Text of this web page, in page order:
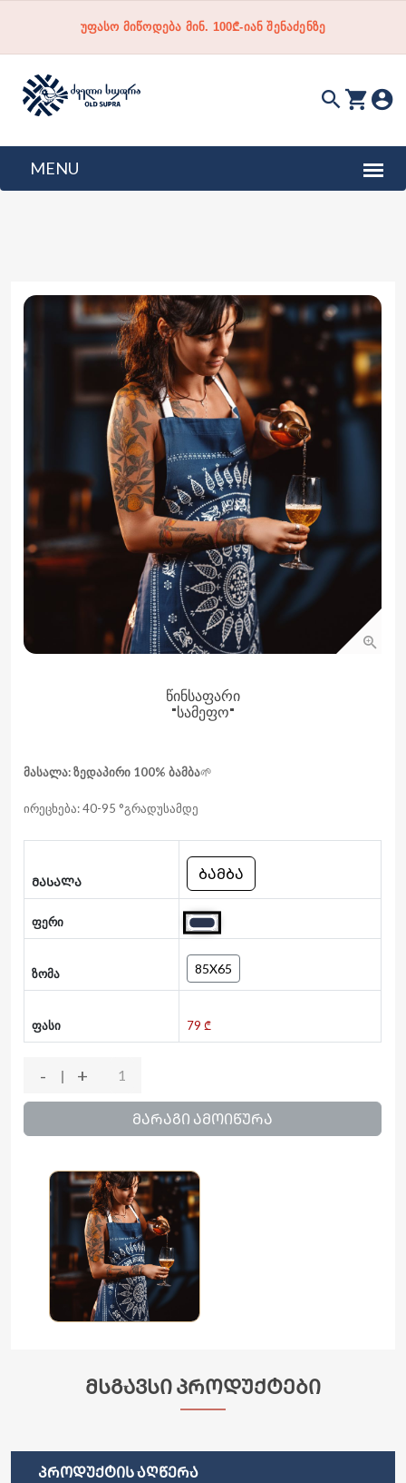
უფასო მიწოდება მინ. 100₾-იან შენაძენზე
ᲬᲘᲜᲡᲐᲤᲐᲠᲘ
"ᲡᲐᲛᲔᲤᲝ"
მასალა:ზედაპირი 100% ბამბა🌱
ირეცხება: 40-95 °გრადუსამდე
ᲛᲐᲡᲐᲚᲐ
ᲑᲐᲛᲑᲐ
ფერი
ზომა 85X65
ფასი 79 ₾
- +
ᲛᲐᲠᲐᲒᲘ ᲐᲛᲝᲘᲬᲣᲠᲐ
ᲛᲡᲒᲐᲕᲡᲘ ᲞᲠᲝᲓᲣᲥᲢᲔᲑᲘ
ᲞᲠᲝᲓᲣᲥᲢᲘᲡ ᲐᲦᲬᲔᲠᲐ